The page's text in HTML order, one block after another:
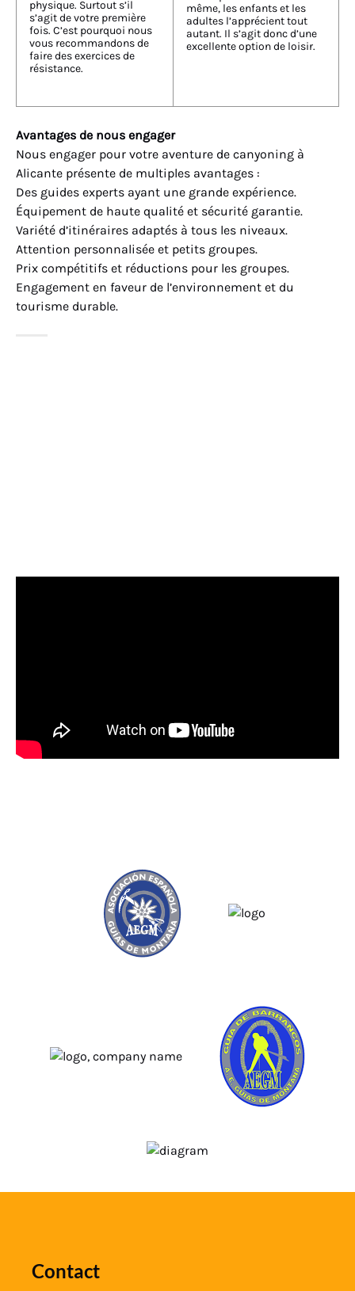
physique. Surtout s’il
s’agit de votre première
fois. C’est pourquoi nous
vous recommandons de
faire des exercices de
résistance.
même, les enfants et les
adultes l’apprécient tout
autant. Il s’agit donc d’une
excellente option de loisir.
Avantages de nous engager
Nous engager pour votre aventure de canyoning à
Alicante présente de multiples avantages :
Des guides experts ayant une grande expérience.
Équipement de haute qualité et sécurité garantie.
Variété d’itinéraires adaptés à tous les niveaux.
Attention personnalisée et petits groupes.
Prix compétitifs et réductions pour les groupes.
Engagement en faveur de l’environnement et du
tourisme durable.
Contact